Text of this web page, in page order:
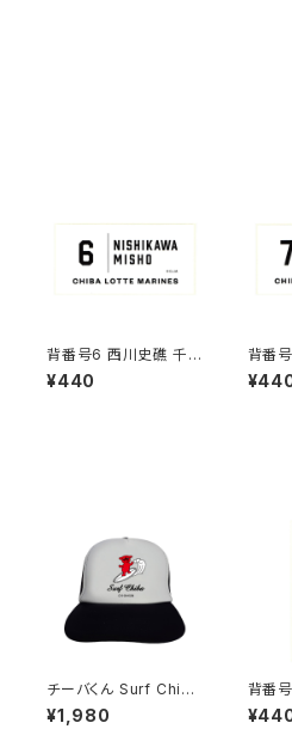
背番号6 西川史礁 千葉
ロッテマリーンズ 選手
ステッカー（ホワイトC)
¥440
背番
ロッ
ステッ
チーバくん Surf Chib
a：メッシュキャップ（Aホ
ワイト）
¥1,980
背番
ロッ
ステッ